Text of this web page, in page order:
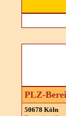
PLZ-
50678 Köln